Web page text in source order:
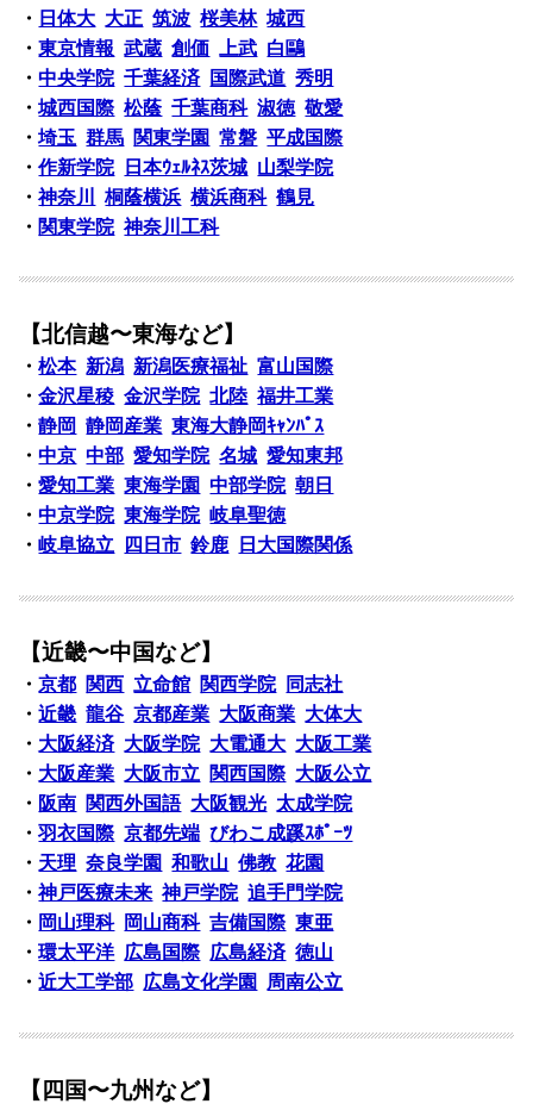
・ 日体大 大正 筑波 桜美林 城西
・東京情報 武蔵 創価 上武 白鷗
・中央学院 千葉経済 国際武道 秀明
・城西国際 松蔭 千葉商科 淑徳 敬愛
・埼玉 群馬 関東学園 常磐 平成国際
・作新学院 日本ｳｪﾙﾈｽ茨城 山梨学院
・神奈川 桐蔭横浜 横浜商科 鶴見
・ 関東学院 神奈川工科
【北信越〜東海など】
・松本 新潟 新潟医療福祉 富山国際
・金沢星稜 金沢学院 北陸 福井工業
・静岡 静岡産業 東海大静岡ｷｬﾝﾊﾟｽ
・中京 中部 愛知学院 名城 愛知東邦
・愛知工業 東海学園 中部学院 朝日
・中京学院 東海学院 岐阜聖徳
・岐阜協立 四日市 鈴鹿 日大国際関係
【近畿〜中国など】
・京都 関西 立命館 関西学院
同志社
・近畿 龍谷 京都産業 大阪商業 大体大
・ 大阪経済 大阪学院 大電通大 大阪工業
・ 大阪産業 大阪市立 関西国際 大阪公立
・ 阪南 関西外国語 大阪観光 太成学院
・羽衣国際 京都先端 びわこ成蹊ｽﾎﾟｰﾂ
・ 天理 奈良学園 和歌山 佛教 花園
・神戸医療未来 神戸学院 追手門学院
・ 岡山理科 岡山商科 吉備国際 東亜
・環太平洋 広島国際 広島経済 徳山
・近大工学部 広島文化学園 周南公立
【四国〜九州など】